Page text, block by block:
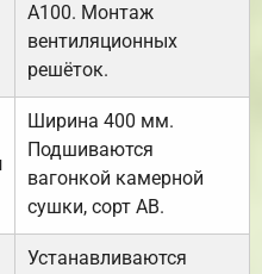
А100. Монтаж
вентиляционных
решёток.
Ширина 400 мм.
Подшиваются
вагонкой камерной
сушки, сорт АВ.
Устанавливаются